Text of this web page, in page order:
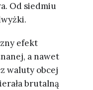
Od siedmiu
efekt
a nawet
waluty obcej
brutalną